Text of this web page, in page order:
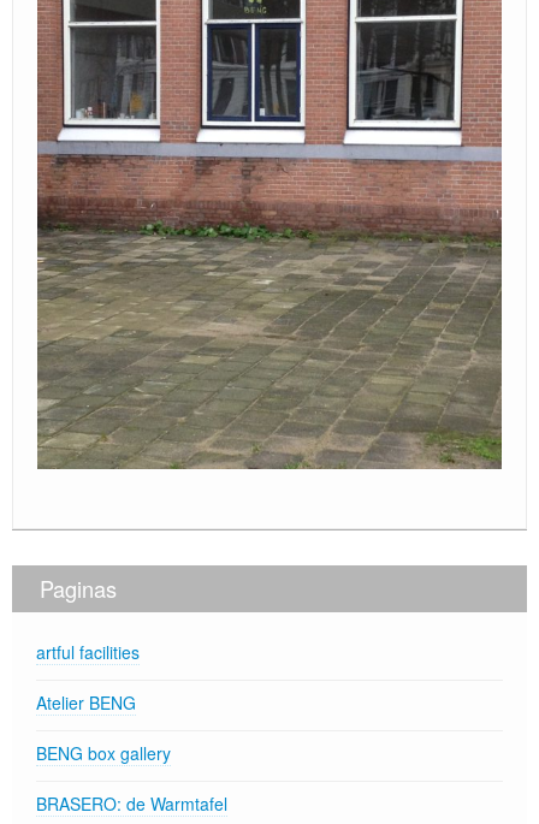
Paginas
artful facilities
Atelier BENG
BENG box gallery
BRASERO: de Warmtafel